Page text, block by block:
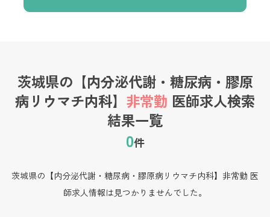
茨城県の【内分泌代謝・糖尿病・膠原
病リウマチ内科】 非常勤 医師求人検索
結果一覧
0件
茨城県の【内分泌代謝・糖尿病・膠原病リウマチ内科】非常勤 医
師求人情報は見つかりませんでした。